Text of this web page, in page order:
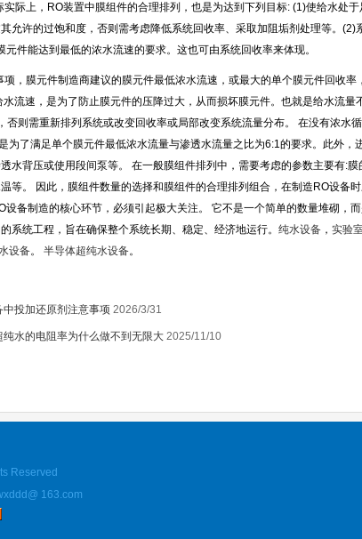
1
际上， RO装置中膜组件的合理排列，也是为达到下列目标: (1)使给水处
允许的过饱和度，否则需考虑降低系统回收率、采取加阻垢剂处理等。 (2)
元件能达到最低的浓水流速的要求。这也可由系统回收率来体现。
项，膜元件制造商建议的膜元件最低浓水流速，或最大的单个膜元件回收
流速，是为了防止膜元件的压降过大，从而损坏膜元件。也就是给水流
否则需重新排列系统或改变回收率或局部改变系统流量分布。
在没有浓水
是为了满足单个膜元件最低浓水流量与渗透水流量之比为6:1的要求。此外，
水背压或使用段间泵等。
在一般膜组件排列中，需要考虑的参数主要有:
等。 因此，膜组件数量的选择和膜组件的合理排列组合，在制造 RO设备
设备制造的核心环节，必须引起极大关注。
它不是一个简单的数量堆砌，
系统工程，旨在确保整个系统长期、稳定、经济地运行。 纯水设备 ， 实验
设备。 半导体超纯水设备。
中投加还原剂注意事项 2026/3/31
纯水的电阻率为什么做不到无限大 2025/11/10
Reserved
163.com